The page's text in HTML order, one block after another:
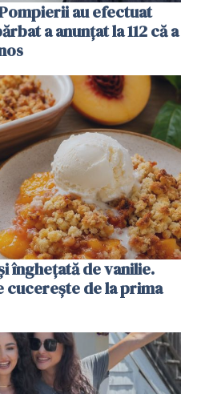
au efectuat
a anunțat la 112 că a
înghețată de vanilie.
de la prima